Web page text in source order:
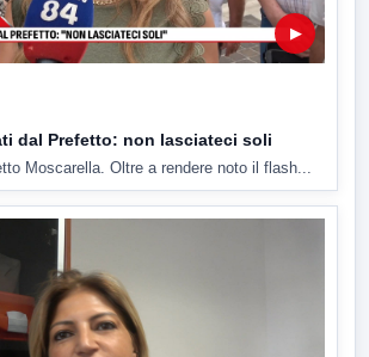
▶
dal Prefetto: non lasciateci soli
Moscarella. Oltre a rendere noto il flash...